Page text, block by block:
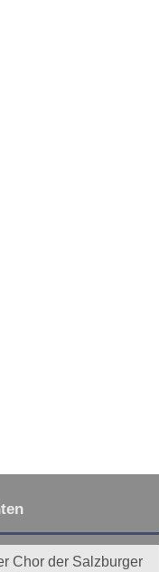
Chor der Salzburger